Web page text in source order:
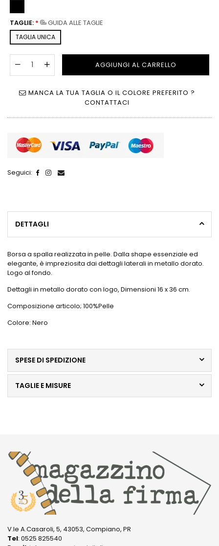
TAGLIE: * GUIDA ALLE TAGLIE
TAGLIA UNICA
AGGIUNGI AL CARRELLO
MANCA LA TUA TAGLIA O IL COLORE PREFERITO ?
CONTATTACI
Seguici:
DETTAGLI
Borsa a spalla realizzata in pelle. Dalla shape essenziale ed
elegante, è impreziosita dai dettagli laterali in metallo dorato.
Logo al fondo.
Dettagli in metallo dorato con logo, Dimensioni 16 x 36 cm.
Composizione articolo; 100%Pelle
Colore: Nero
SPESE DI SPEDIZIONE
TAGLIE E MISURE
V.le A.Casaroli, 5, 43053, Compiano, PR
Tel: 0525 825540